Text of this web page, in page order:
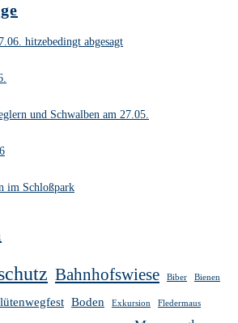
hitzebedingt abgesagt
und Schwalben am 27.05.
im Schloßpark
Bahnhofswiese Biber Bienen
Boden Exkursion Fledermaus